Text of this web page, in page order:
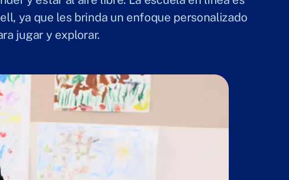
ya que les brinda un enfoque personalizado
jugar y explorar.